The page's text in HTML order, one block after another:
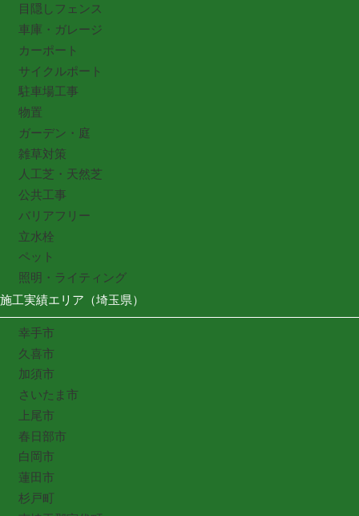
目隠しフェンス
車庫・ガレージ
カーポート
サイクルポート
駐車場工事
物置
ガーデン・庭
雑草対策
人工芝・天然芝
公共工事
バリアフリー
立水栓
ペット
照明・ライティング
施工実績エリア（埼玉県）
幸手市
久喜市
加須市
さいたま市
上尾市
春日部市
白岡市
蓮田市
杉戸町